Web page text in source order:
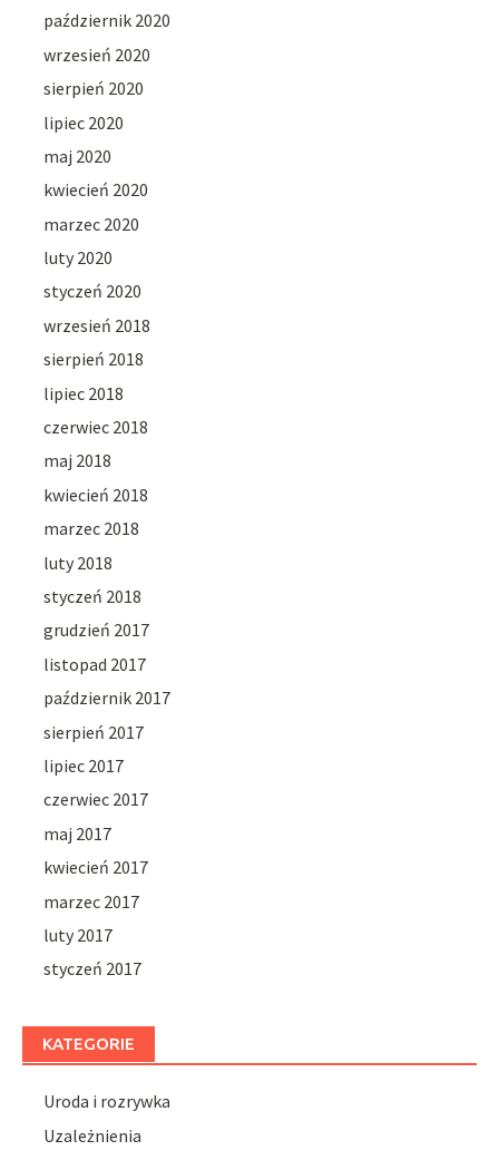
październik 2020
wrzesień 2020
sierpień 2020
lipiec 2020
maj 2020
kwiecień 2020
marzec 2020
luty 2020
styczeń 2020
wrzesień 2018
sierpień 2018
lipiec 2018
czerwiec 2018
maj 2018
kwiecień 2018
marzec 2018
luty 2018
styczeń 2018
grudzień 2017
listopad 2017
październik 2017
sierpień 2017
lipiec 2017
czerwiec 2017
maj 2017
kwiecień 2017
marzec 2017
luty 2017
styczeń 2017
KATEGORIE
Uroda i rozrywka
Uzależnienia